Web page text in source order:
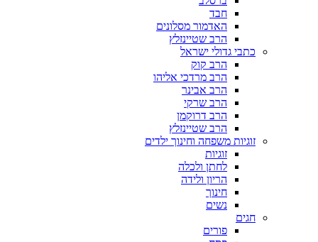
חבד
האדמור מסלונים
הרב שטיינזלץ
כתבי גדולי ישראל
הרב קוק
הרב מרדכי אליהו
הרב אבינר
הרב שרקי
הרב דרוקמן
הרב שטיינזלץ
זוגיות משפחה וחינוך ילדים
זוגיות
לחתן ולכלה
הריון ולידה
חינוך
נשים
חגים
פורים